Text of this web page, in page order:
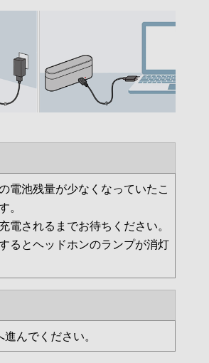
電池残量が少なくなっていたこ
。
電されるまでお待ちください。
るとヘッドホンのランプが消灯
んでください。